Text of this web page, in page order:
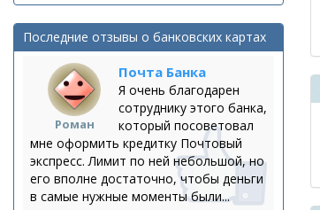
Последние отзывы о банковских картах
Роман
Почта Банка
Я очень благодарен
сотруднику этого банка,
который посоветовал
мне оформить кредитку Почтовый
экспресс. Лимит по ней небольшой, но
его вполне достаточно, чтобы деньги
в самые нужные моменты были...